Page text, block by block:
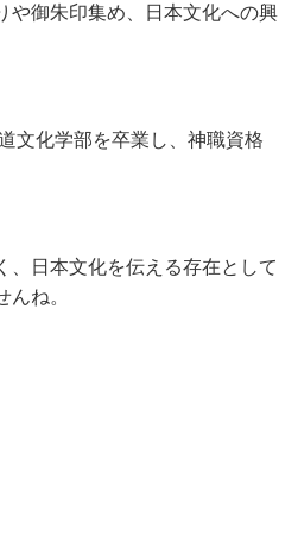
や御朱印集め、日本文化への興
文化学部を卒業し、神職資格
、日本文化を伝える存在として
んね。